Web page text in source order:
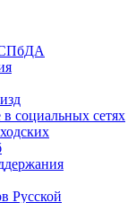
СПбДА
социальных сетях
Русской